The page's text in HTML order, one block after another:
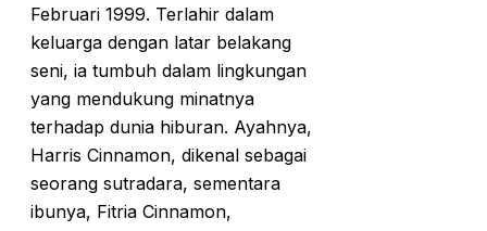
Februari 1999. Terlahir dalam
keluarga dengan latar belakang
seni, ia tumbuh dalam lingkungan
yang mendukung minatnya
terhadap dunia hiburan. Ayahnya,
Harris Cinnamon, dikenal sebagai
seorang sutradara, sementara
ibunya, Fitria Cinnamon,